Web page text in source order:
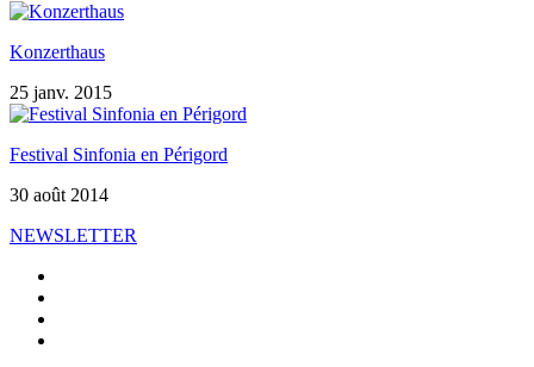
Konzerthaus
25 janv. 2015
Festival Sinfonia en Périgord
30 août 2014
NEWSLETTER